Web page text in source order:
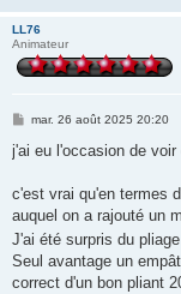
LL76
Animateur
M
s
g
mar. 26 août 2025 20:20
j'ai eu l'occasion de
c'est vrai qu'en termes
auquel on a rajouté un
J'ai été surpris du
Seul avantage un
correct d'un bon pliant